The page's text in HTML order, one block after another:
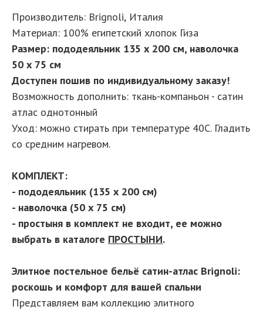
Производитель: Brignoli, Италия
Материал: 100% египетский хлопок Гиза
Размер: пододеяльник 135 х 200 см, наволочка
50 х 75 см
Доступен пошив по индивидуальному заказу!
Возможность дополнить: ткань-компаньон - сатин
атлас однотонный
Уход: можно стирать при температуре 40С. Гладить
со средним нагревом.
КОМПЛЕКТ:
- пододеяльник (135 х 200 см)
- наволочка (50 х 75 см)
- простыня в комплект не входит, ее можно
выбрать в каталоге ПРОСТЫНИ.
Элитное постельное бельё сатин-атлас Brignoli:
роскошь и комфорт для вашей спальни
Представляем вам коллекцию элитного